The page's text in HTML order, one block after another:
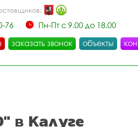
76
Пн-Пт с 9.00 до 18.00
заказать звонок объекты
в Калуге